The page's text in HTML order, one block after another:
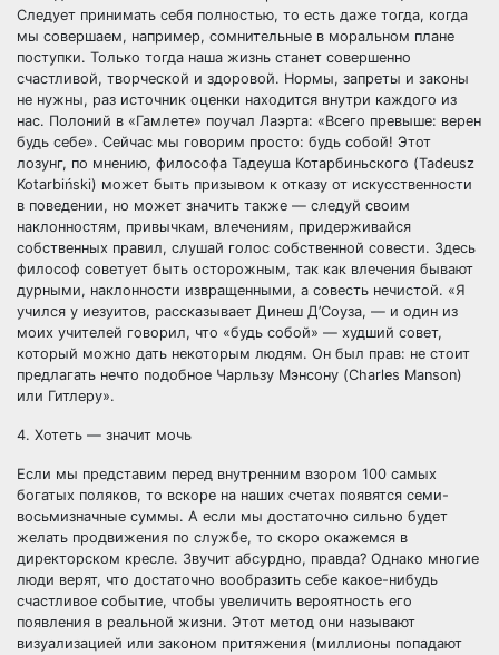
Следует принимать себя полностью, то есть даже тогда, когда
мы совершаем, например, сомнительные в моральном плане
поступки. Только тогда наша жизнь станет совершенно
счастливой, творческой и здоровой. Нормы, запреты и законы
не нужны, раз источник оценки находится внутри каждого из
нас. Полоний в «Гамлете» поучал Лаэрта: «Всего превыше: верен
будь себе». Сейчас мы говорим просто: будь собой! Этот
лозунг, по мнению, философа Тадеуша Котарбиньского (Tadeusz
Kotarbiński) может быть призывом к отказу от искусственности
в поведении, но может значить также — следуй своим
наклонностям, привычкам, влечениям, придерживайся
собственных правил, слушай голос собственной совести. Здесь
философ советует быть осторожным, так как влечения бывают
дурными, наклонности извращенными, а совесть нечистой. «Я
учился у иезуитов, рассказывает Динеш Д’Соуза, — и один из
моих учителей говорил, что «будь собой» — худший совет,
который можно дать некоторым людям. Он был прав: не стоит
предлагать нечто подобное Чарльзу Мэнсону (Charles Manson)
или Гитлеру».
4. Хотеть — значит мочь
Если мы представим перед внутренним взором 100 самых
богатых поляков, то вскоре на наших счетах появятся семи-
восьмизначные суммы. А если мы достаточно сильно будет
желать продвижения по службе, то скоро окажемся в
директорском кресле. Звучит абсурдно, правда? Однако многие
люди верят, что достаточно вообразить себе какое-нибудь
счастливое событие, чтобы увеличить вероятность его
появления в реальной жизни. Этот метод они называют
визуализацией или законом притяжения (миллионы попадают